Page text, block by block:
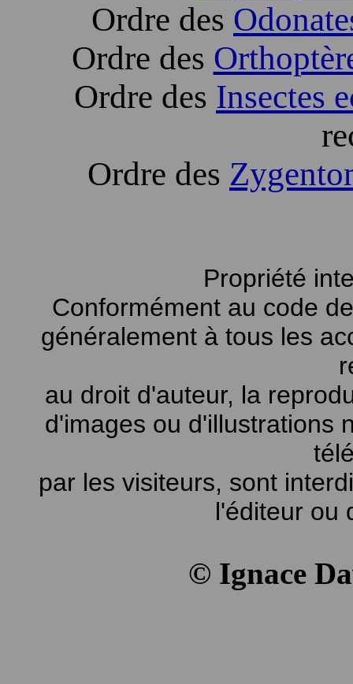
Ordre des
Ordre des
Ordre des Insectes
Ordre des
Propriété
Conformément au code
généralement à tous les
au droit d'auteur, la
d'images ou d'illustrations
par les visiteurs, sont
l'éditeur ou
© Ignace